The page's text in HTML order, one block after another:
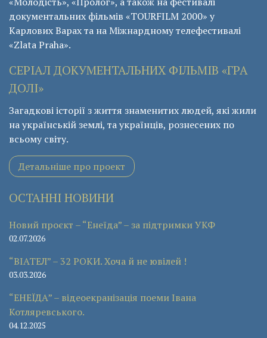
документальних фільмів «ТОURFILM 2000» у
Карлових Варах та на Міжнардному телефестивалі
«Zlata Praha».
СЕРІАЛ ДОКУМЕНТАЛЬНИХ ФІЛЬМІВ «ГРА
ДОЛІ»
Загадкові історії з життя знаменитих людей, які жили
на українській землі, та українців, рознесених по
всьому світу.
Детальніше про проект
ОСТАННІ НОВИНИ
Новий проєкт – “Енеїда” – за підтримки УКФ
02.07.2026
“ВІАТЕЛ” – 32 РОКИ. Хоча й не ювілей !
03.03.2026
“ЕНЕЇДА” – відеоекранізація поеми Івана
Котляревського.
04.12.2025